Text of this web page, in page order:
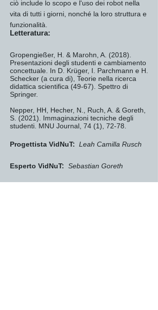
ciò include lo scopo e l'uso dei robot nella
vita di tutti i giorni, nonché la loro struttura e
funzionalità.
Letteratura:
Gropengießer, H. & Marohn, A. (2018).
Presentazioni degli studenti e cambiamento
concettuale. In D. Krüger, I. Parchmann e H.
Schecker (a cura di), Teorie nella ricerca
didattica scientifica (49-67). Spettro di
Springer.
Nepper, HH, Hecher, N., Ruch, A. & Goreth,
S. (2021). Immaginazioni tecniche degli
studenti. MNU Journal, 74 (1), 72-78.
Progettista VidNuT: Leah Camilla Rusch
Esperto VidNuT: Sebastian Goreth